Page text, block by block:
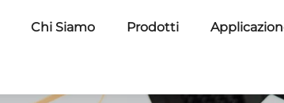
Chi Siamo Prodotti